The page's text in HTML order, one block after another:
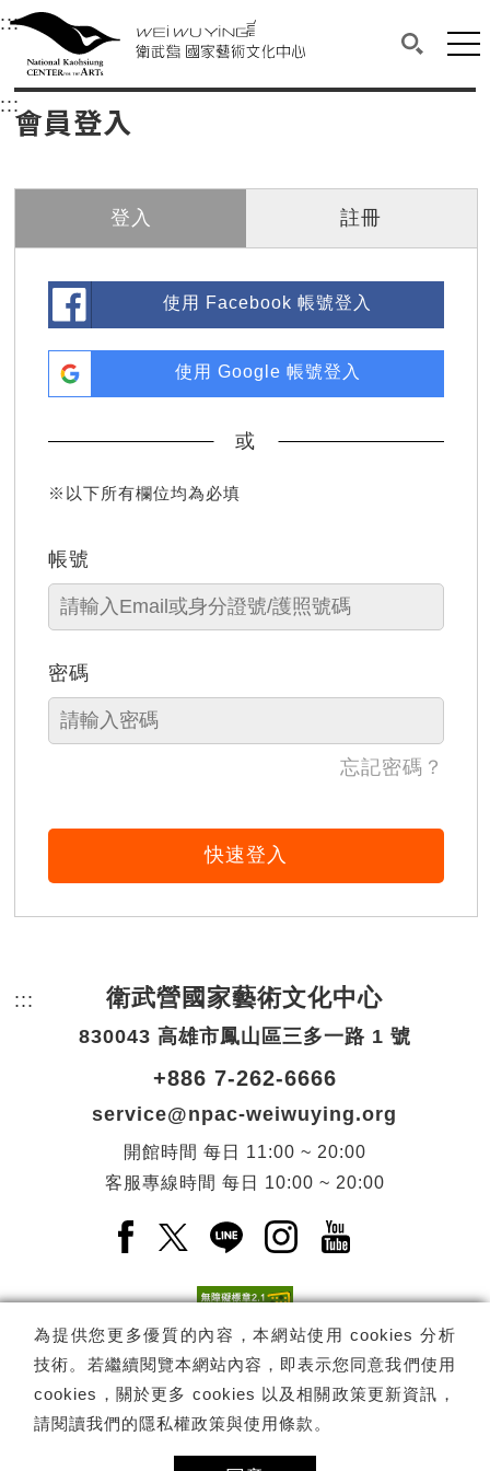
衛武營國家藝術文化中心
中央內容區塊，為本頁主要內容區。
:::選單連結區塊，此區塊列有本網站主要連結。
衛武營國家藝術文化中心
搜尋(開
網
::: 中央內容區塊，為本頁主要內容區。
會員登入
登入 註冊
使用 Facebook 帳號登入
使用 Google 帳號登入
或
※以下所有欄位均為必填
帳號
密碼
忘記密碼？
快速登入
為提供您更多優質的內容，本網站使用 cookies 分析
技術。若繼續閱覽本網站內容，即表示您同意我們使用
cookies，關於更多 cookies 以及相關政策更新資訊，
請閱讀我們的隱私權政策與使用條款 。
::: 頁尾網站資訊。
衛武營國家藝術文化中心
830043 高雄市鳳山區三多一路 1 號
+886 7-262-6666
service@npac-weiwuying.org
開館時間 每日
11:00 ~ 20:00
客服專線時間 每日 10:00 ~ 20:00
Facebook(另開新視窗)
X(另開新視窗)
LINE(另開新視窗)
Instagram(另開新視
YouTube(另開
電子報訂閱 訂閱
Copyright © 國家表演藝術中心 -衛武營國家藝術文化中心